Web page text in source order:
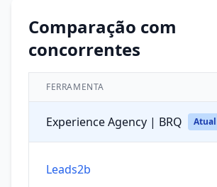
Comparação com
concorrentes
FERRAMENTA
Experience Agency | BRQ Atual
Leads2b